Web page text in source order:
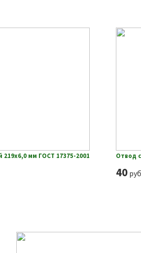
мм ГОСТ 17375-2001 Отвод
40